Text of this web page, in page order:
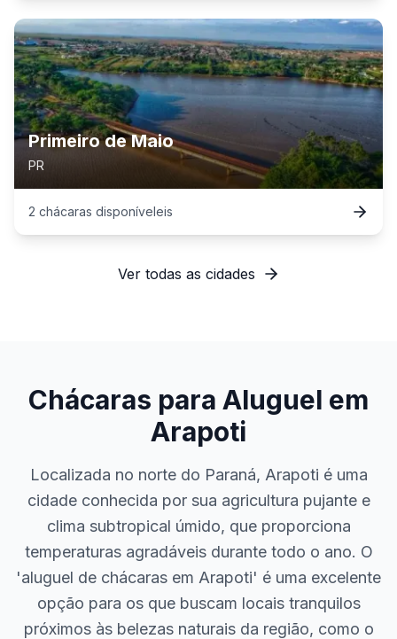
Primeiro de Maio
PR
2 chácaras disponíveleis
Ver todas as cidades
Chácaras para Aluguel em
Arapoti
Localizada no norte do Paraná, Arapoti é uma
cidade conhecida por sua agricultura pujante e
clima subtropical úmido, que proporciona
temperaturas agradáveis durante todo o ano. O
'aluguel de chácaras em Arapoti' é uma excelente
opção para os que buscam locais tranquilos
próximos às belezas naturais da região, como o